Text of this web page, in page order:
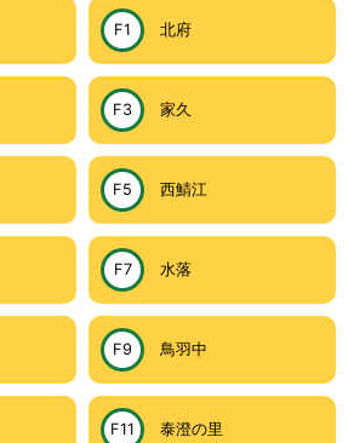
F1 北府
F3 家久
F5 西鯖江
F7 水落
F9 鳥羽中
F11 泰澄の里